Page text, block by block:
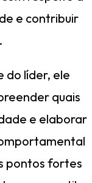
e contribuir
do líder, ele
quais
e elaborar
pontos fortes